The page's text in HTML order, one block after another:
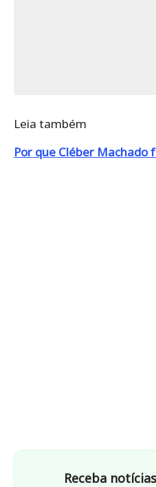
Leia também
Por que Cléber Machado
Receba